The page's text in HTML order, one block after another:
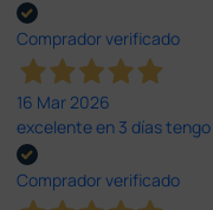
Comprador verificado
16 Mar 2026
excelente en 3 días
Comprador verificado